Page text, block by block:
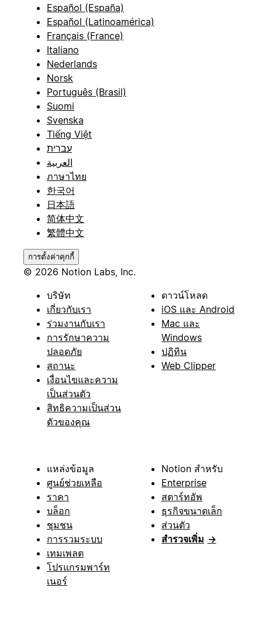
Español (España)
Español (Latinoamérica)
Français (France)
Italiano
Nederlands
Norsk
Português (Brasil)
Suomi
Svenska
Tiếng Việt
עברית
العربية
ภาษาไทย
한국어
日本語
简体中文
繁體中文
การตั้งค่าคุกกี้
© 2026 Notion Labs, Inc.
บริษัท
เกี่ยวกับเรา
ร่วมงานกับเรา
การรักษาความ
ปลอดภัย
สถานะ
เงื่อนไขและความ
เป็นส่วนตัว
สิทธิความเป็นส่วน
ตัวของคุณ
ดาวน์โหลด
iOS และ Android
Mac และ
Windows
ปฏิทิน
Web Clipper
แหล่งข้อมูล
ศูนย์ช่วยเหลือ
ราคา
บล็อก
ชุมชน
การรวมระบบ
เทมเพลต
โปรแกรมพาร์ท
เนอร์
Notion สำหรับ
Enterprise
สตาร์ทอัพ
ธุรกิจขนาดเล็ก
ส่วนตัว
สำรวจเพิ่ม →